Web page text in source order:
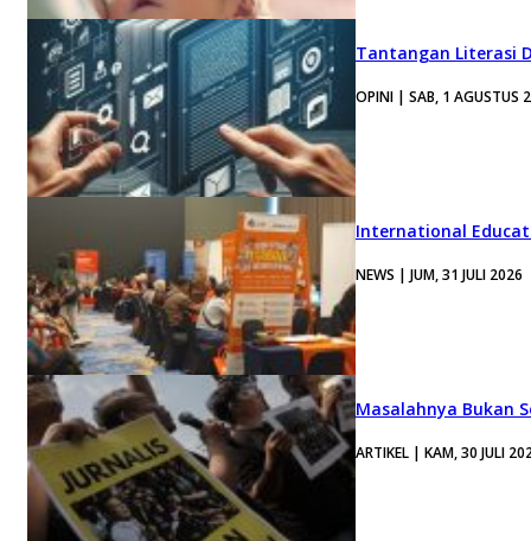
Tantangan Literasi
OPINI | SAB, 1 AGUSTUS
International
NEWS | JUM, 31 JULI 2026
Masalahnya Bukan
ARTIKEL | KAM, 30 JULI